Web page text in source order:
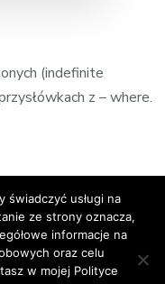
(indefinite
z – where.
Online. All Rights
świadczyć usługi na
ze strony oznacza,
informacje na
oraz celu
w mojej Polityce